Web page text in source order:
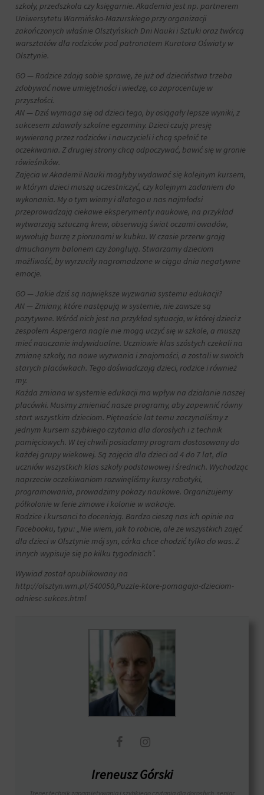
szkoły, przedszkola czy księgarnie. Akademia jest np. partnerem
Uniwersytetu Warmińsko-Mazurskiego przy organizacji
zakończonych właśnie Olsztyńskich Dni Nauki i Sztuki oraz twórcą
warsztatów dla rodziców pod patronatem Kuratora Oświaty w
Olsztynie.
GO — Rodzice zdają sobie sprawę, że już od dzieciństwa trzeba
zdobywać nowe umiejętności i wiedzę, co zaprocentuje w
przyszłości.
AN — Dziś wymaga się od dzieci tego, by osiągały lepsze wyniki, z
sukcesem zdawały szkolne egzaminy. Dzieci czują presję
wywieraną przez rodziców i nauczycieli i chcą spełnić te
oczekiwania. Z drugiej strony chcą odpoczywać, bawić się w gronie
rówieśników.
Zajęcia w Akademii Nauki mogłyby wydawać się kolejnym kursem,
w którym dzieci muszą uczestniczyć, czy kolejnym zadaniem do
wykonania. My o tym wiemy i dlatego u nas najmłodsi
przeprowadzają ciekawe eksperymenty naukowe, na przykład
wytwarzają sztuczną krew, obserwują świat oczami owadów,
wywołują burzę z piorunami w kubku. W czasie przerw grają
dmuchanym balonem czy żonglują. Stwarzamy dzieciom
możliwość, by wyrzuciły nagromadzone w ciągu dnia negatywne
emocje.
GO — Jakie dziś są największe wyzwania systemu edukacji?
AN — Zmiany, które następują w systemie, nie zawsze są
pozytywne. Wśród nich jest na przykład sytuacja, w której dzieci z
zespołem Aspergera nagle nie mogą uczyć się w szkole, a muszą
mieć nauczanie indywidualne. Uczniowie klas szóstych czekali na
zmianę szkoły, na nowe wyzwania i znajomości, a zostali w swoich
starych placówkach. Tego doświadczają dzieci, rodzice i również
my.
Każda zmiana w systemie edukacji ma wpływ na działanie naszej
placówki. Musimy zmieniać nasze programy, aby zapewnić równy
start wszystkim dzieciom. Piętnaście lat temu zaczynaliśmy z
jednym kursem szybkiego czytania dla dorosłych i z technik
pamięciowych. W tej chwili posiadamy program dostosowany do
każdej grupy wiekowej. Są zajęcia dla dzieci od 4 do 7 lat, dla
uczniów wszystkich klas szkoły podstawowej i średnich. Wychodząc
naprzeciw oczekiwaniom rozwinęliśmy kursy robotyki,
programowania, prowadzimy pokazy naukowe. Organizujemy
półkolonie w ferie zimowe i kolonie w wakacje.
Rodzice i kursanci to doceniają. Bardzo cieszą nas ich opinie na
Facebooku, typu: „Nie wiem, jak to robicie, ale ze wszystkich zajęć
dla dzieci w Olsztynie mój syn, córka chce chodzić tylko do was. Z
innych wypisuje się po kilku tygodniach”.
Wywiad został opublikowany na
http://olsztyn.wm.pl/540050,Puzzle-ktore-pomagaja-dzieciom-
odniesc-sukces.html
Ireneusz Górski
Trener technik zapamiętywania i szybkiego czytania dla dorosłych, senior
zapisane
dane.
Przechowywanie
danych
użytkownika
Kontroluje
przechowywanie
danych
specyficznych
użytkownika,
służących
śledzenia
reklam,
profilowania
pomiaru
skuteczności
reklam.
witryny
wyraźną
zgodę,
umożliwiając
użytkownikom
akceptowanie
odrzucanie
ciasteczek
kontrolowanie
swojej
prywatności.
Możesz
również
wycofać
zgodę
dowolnym
momencie,
zazwyczaj
ustawień
prywatności
witryny,
które
umożliwiają
zarządzanie
usuwanie
przechowywanych
ciasteczek
dowolnym
momencie.
uzyskać
więcej
szczegółów
temat
witryna
internetowa
używa
ciasteczek
zbiera